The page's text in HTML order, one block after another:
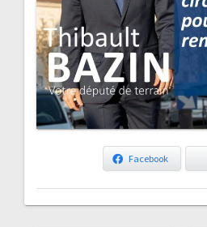
Facebook